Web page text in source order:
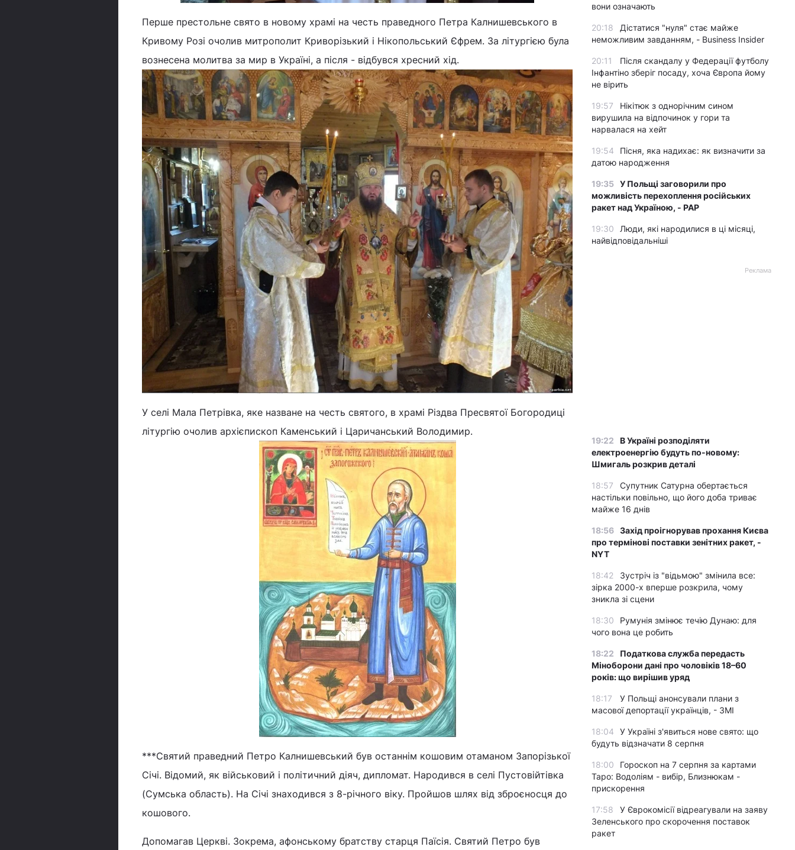
Перше престольне свято в новому храмі на честь праведного Петра Калнишевського в
Кривому Розі очолив митрополит Криворізький і Нікопольський Єфрем. За літургією була
вознесена молитва за мир в Україні, а після - відбувся хресний хід.
У селі Мала Петрівка, яке назване на честь святого, в храмі Різдва Пресвятої Богородиці
літургію очолив архієпископ Каменський і Царичанський Володимир.
***Святий праведний Петро Калнишевський був останнім кошовим отаманом Запорізької
Січі. Відомий, як військовий і політичний діяч, дипломат. Народився в селі Пустовійтівка
(Сумська область). На Січі знаходився з 8-річного віку. Пройшов шлях від зброєносця до
кошового.
Допомагав Церкві. Зокрема, афонському братству старця Паїсія. Святий Петро був
вони означають
20:18
Дістатися "нуля" стає майже
неможливим завданням, - Business Insider
20:11
Після скандалу у Федерації футболу
Інфантіно зберіг посаду, хоча Європа йому
не вірить
19:57
Нікітюк з однорічним сином
вирушила на відпочинок у гори та
нарвалася на хейт
19:54
Пісня, яка надихає: як визначити за
датою народження
19:35 У Польщі заговорили про
можливість перехоплення російських
ракет над Україною, - PAP
19:30
Люди, які народилися в ці місяці,
найвідповідальніші
Реклама
19:22
В Україні розподіляти
електроенергію будуть по-новому:
Шмигаль розкрив деталі
18:57
Супутник Сатурна обертається
настільки повільно, що його доба триває
майже 16 днів
18:56 Захід проігнорував прохання Києва
про термінові поставки зенітних ракет, -
NYT
18:42
Зустріч із "відьмою" змінила все:
зірка 2000-х вперше розкрила, чому
зникла зі сцени
18:30
Румунія змінює течію Дунаю: для
чого вона це робить
18:22
Податкова служба передасть
Міноборони дані про чоловіків 18–60
років: що вирішив уряд
18:17
У Польщі анонсували плани з
масової депортації українців, - ЗМІ
18:04
У Україні з'явиться нове свято: що
будуть відзначати 8 серпня
18:00
Гороскоп на 7 серпня за картами
Таро: Водоліям - вибір, Близнюкам -
прискорення
17:58
У Єврокомісії відреагували на заяву
Зеленського про скорочення поставок
ракет